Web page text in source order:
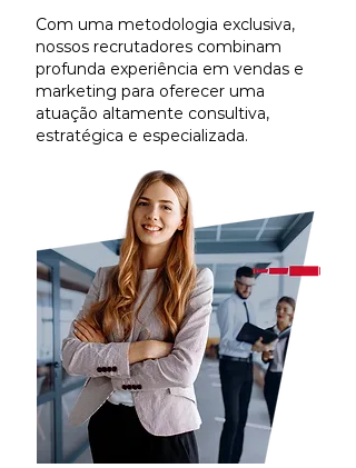
Com uma metodologia exclusiva,
nossos recrutadores combinam
profunda experiência em vendas e
marketing para oferecer uma
atuação altamente consultiva,
estratégica e especializada.